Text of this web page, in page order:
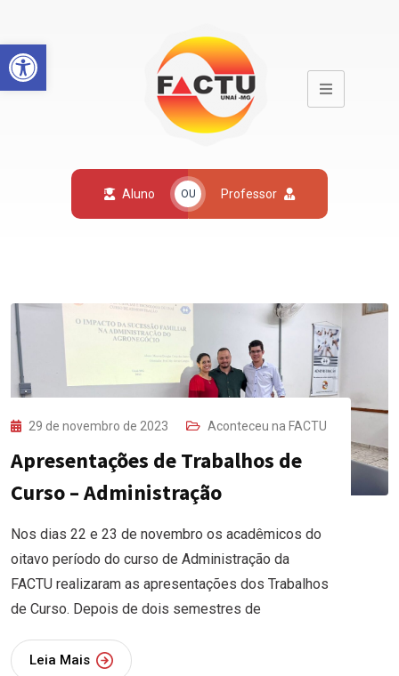
Open toolbar
Aluno OU Professor
29 de novembro de 2023 Aconteceu na FACTU
Apresentações de Trabalhos de
Curso – Administração
Nos dias 22 e 23 de novembro os acadêmicos do
oitavo período do curso de Administração da
FACTU realizaram as apresentações dos Trabalhos
de Curso. Depois de dois semestres de
Leia Mais